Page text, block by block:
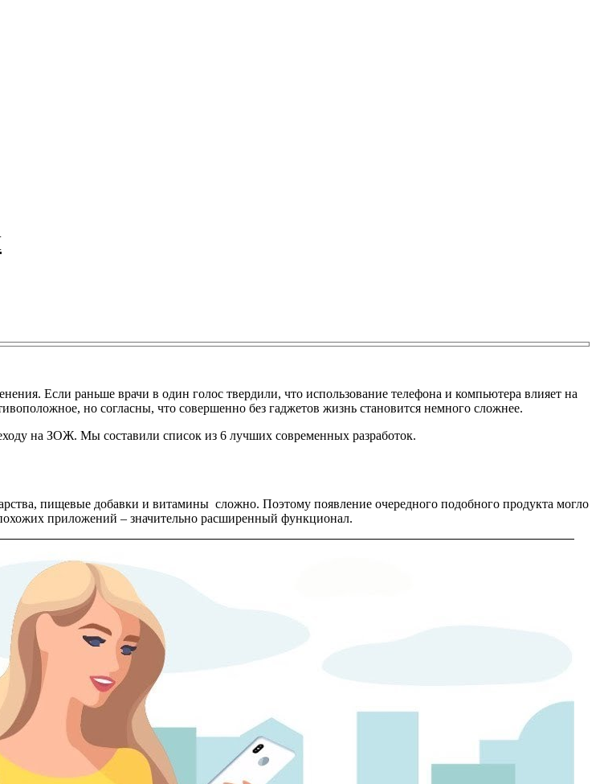
Если раньше врачи в один голос твердили, что использование телефона и компьютера влияет на
но согласны, что совершенно без гаджетов жизнь становится немного сложнее.
на ЗОЖ. Мы составили список из 6 лучших современных разработок.
пищевые добавки и витамины сложно. Поэтому появление очередного подобного продукта могло
приложений – значительно расширенный функционал.